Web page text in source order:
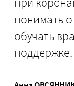
понимать
обучать
поддержке.